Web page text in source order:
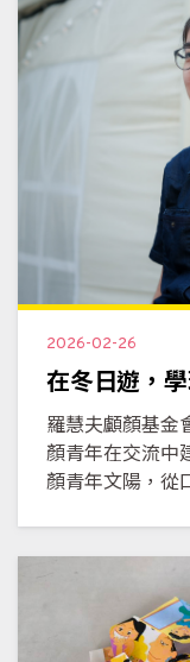
2026-02-26
在冬日遊，
羅慧夫顱顏基金
顏青年在交流中
顏青年文陽，從